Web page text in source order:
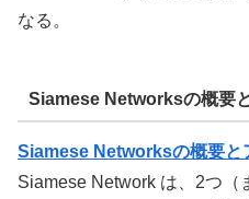
なる。
Siamese Networksの概要
Siamese Networksの概要と
Siamese Network は、2つ（